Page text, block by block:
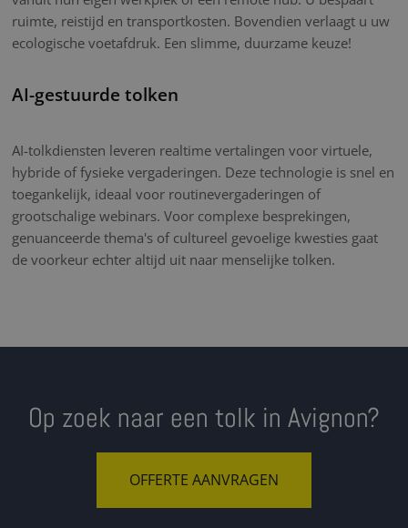
ruimte, reistijd en transportkosten. Bovendien verlaagt u uw
ecologische voetafdruk. Een slimme, duurzame keuze!
AI-gestuurde tolken
AI-tolkdiensten leveren realtime vertalingen voor virtuele,
hybride of fysieke vergaderingen. Deze technologie is snel en
toegankelijk, ideaal voor routinevergaderingen of
grootschalige webinars. Voor complexe besprekingen,
genuanceerde thema's of cultureel gevoelige kwesties gaat
de voorkeur echter altijd uit naar menselijke tolken.
Op zoek naar een tolk in Avignon?
OFFERTE AANVRAGEN